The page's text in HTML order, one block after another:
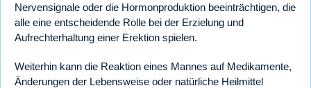
Nervensignale oder die Hormonproduktion beeinträchtigen, die
alle eine entscheidende Rolle bei der Erzielung und
Aufrechterhaltung einer Erektion spielen.
Weiterhin kann die Reaktion eines Mannes auf Medikamente,
Änderungen der Lebensweise oder natürliche Heilmittel